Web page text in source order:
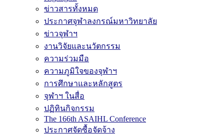
ข่าวสารทั้งหมด
ประกาศจุฬาลงกรณ์มหาวิทยาลัย
ข่าวจุฬาฯ
งานวิจัยและนวัตกรรม
ความร่วมมือ
ความภูมิใจของจุฬาฯ
การศึกษาและหลักสูตร
จุฬาฯ ในสื่อ
ปฏิทินกิจกรรม
The 166th ASAIHL Conference
ประกาศจัดซื้อจัดจ้าง